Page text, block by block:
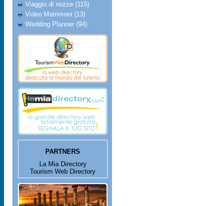
Viaggio di nozze (115)
Video Matrimoni (13)
Wedding Planner (94)
PARTNERS
La Mia Directory
Tourism Web Directory